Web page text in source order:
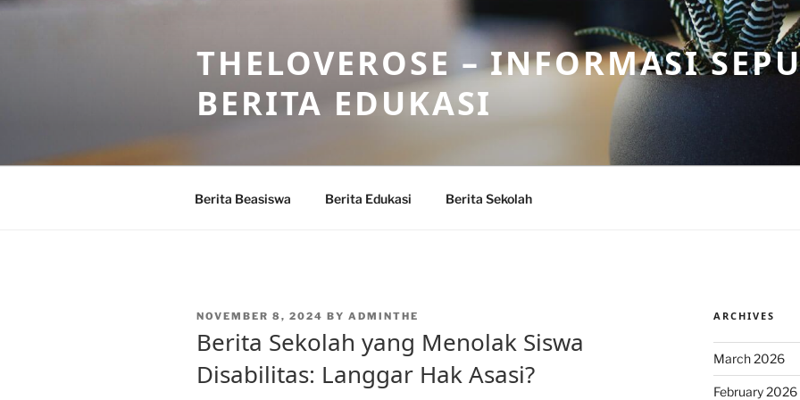
Skip
THELOVEROSE – INFORMASI
BERITA EDUKASI
Berita Beasiswa Berita Edukasi Berita Sekolah
POSTED
NOVEMBER 8, 2024 BY ADMINTHE
Berita Sekolah yang Menolak Siswa
Disabilitas: Langgar Hak Asasi?
ARCHIVES
March 2026
February 2026